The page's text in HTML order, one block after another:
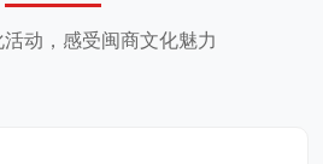
动，感受闽商文化魅力